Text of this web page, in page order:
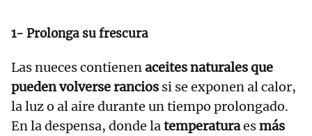
1- Prolonga su frescura
Las nueces contienen aceites naturales que
pueden volverse rancios si se exponen al calor,
la luz o al aire durante un tiempo prolongado.
En la despensa, donde la temperaturaesmás